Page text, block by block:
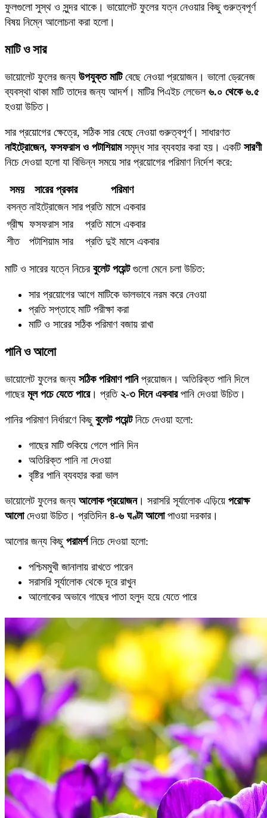
ফুলগুলো সুস্থ ও সুন্দর থাকে। ভায়োলেট ফুলের যত্ন নেওয়ার কিছু গুরুত্বপূর্ণ
বিষয় নিম্নে আলোচনা করা হলো।
মাটি ও সার
ভায়োলেট ফুলের জন্য উপযুক্ত মাটিবেছে নেওয়া প্রয়োজন। ভালো ড্রেনেজ
ব্যবস্থা থাকা মাটি তাদের জন্য আদর্শ। মাটির পিএইচ লেভেল ৬.০ থেকে ৬.৫
হওয়া উচিত।
সার প্রয়োগের ক্ষেত্রে, সঠিক সার বেছে নেওয়া গুরুত্বপূর্ণ। সাধারণত
নাইট্রোজেন, ফসফরাস ও পটাশিয়ামসমৃদ্ধ সার ব্যবহার করা হয়। একটি সারণী
নিচে দেওয়া হলো যা বিভিন্ন সময়ে সার প্রয়োগের পরিমাণ নির্দেশ করে:
সময় সারের প্রকার
পরিমাণ
বসন্ত নাইট্রোজেন সার প্রতি মাসে একবার
গ্রীষ্ম ফসফরাস সার
প্রতি মাসে একবার
শীত
পটাশিয়াম সার প্রতি দুই মাসে একবার
মাটি ও সারের যত্নে নিচের বুলেট পয়েন্টগুলো মেনে চলা উচিত:
সার প্রয়োগের আগে মাটিকে ভালভাবে নরম করে নেওয়া
প্রতি সপ্তাহে মাটি পরীক্ষা করা
মাটি ও সারের সঠিক পরিমাণ বজায় রাখা
পানি ও আলো
ভায়োলেট ফুলের জন্য সঠিক পরিমাণ পানিপ্রয়োজন। অতিরিক্ত পানি দিলে
গাছের মূল পচে যেতে পারে। প্রতি ২-৩ দিনে একবারপানি দেওয়া উচিত।
পানির পরিমাণ নির্ধারণে কিছু বুলেট পয়েন্টনিচে দেওয়া হলো:
গাছের মাটি শুকিয়ে গেলে পানি দিন
অতিরিক্ত পানি না দেওয়া
বৃষ্টির পানি ব্যবহার করা ভাল
ভায়োলেট ফুলের জন্য আলোক প্রয়োজন। সরাসরি সূর্যালোক এড়িয়ে পরোক্ষ
আলোদেওয়া উচিত। প্রতিদিন ৪-৬ ঘণ্টা আলোপাওয়া দরকার।
আলোর জন্য কিছু পরামর্শনিচে দেওয়া হলো:
পশ্চিমমুখী জানালায় রাখতে পারেন
সরাসরি সূর্যালোক থেকে দূরে রাখুন
আলোকের অভাবে গাছের পাতা হলুদ হয়ে যেতে পারে